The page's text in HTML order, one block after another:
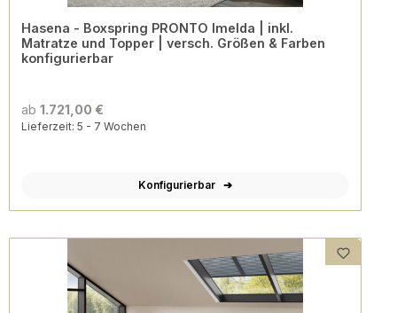
Hasena - Boxspring PRONTO Imelda | inkl.
Matratze und Topper | versch. Größen & Farben
konfigurierbar
ab 1.721,00 €
Lieferzeit: 5 - 7 Wochen
Konfigurierbar